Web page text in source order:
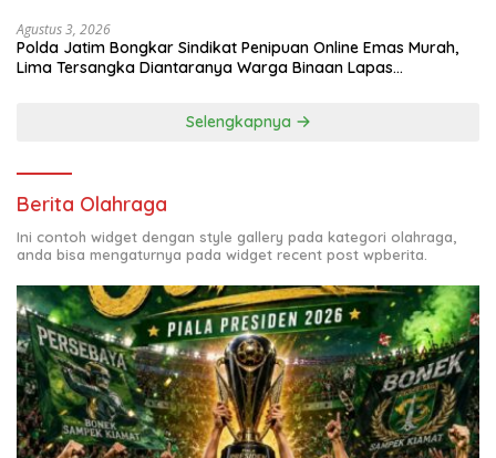
Agustus 3, 2026
Polda Jatim Bongkar Sindikat Penipuan Online Emas Murah,
Lima Tersangka Diantaranya Warga Binaan Lapas
Selengkapnya
Berita Olahraga
Ini contoh widget dengan style gallery pada kategori olahraga,
anda bisa mengaturnya pada widget recent post wpberita.